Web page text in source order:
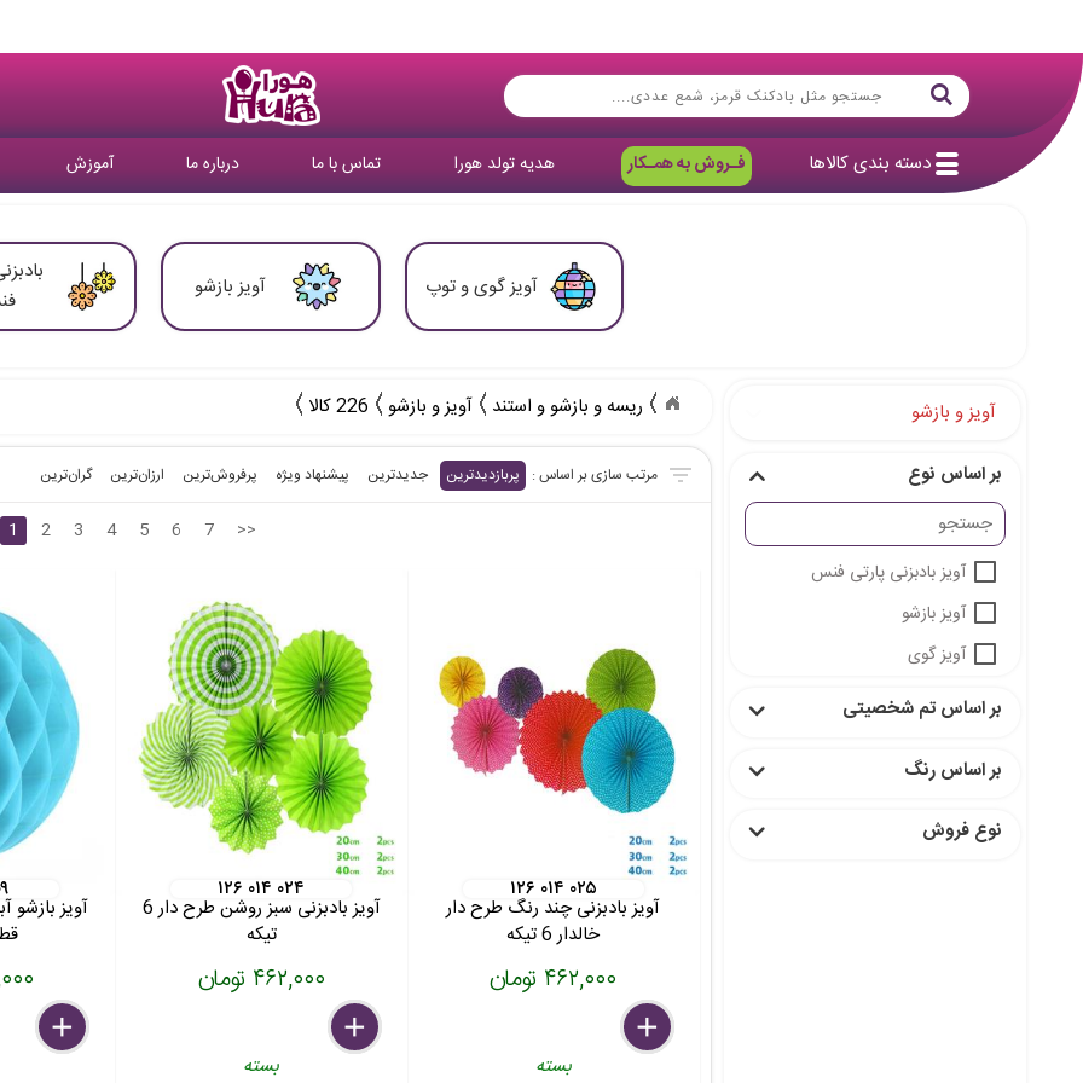
دسته بندی کالاها فـروش به همـکار هدیه تولد هورا تماس با ما درباره ما آموزش
آویز گوی و توپ آویز بازشو
ریسه و بازشو و استند آویز و بازشو 226 کالا
پربازدیدترین جدیدترین پیشنهاد ویژه پرفروش‌ترین‌ ارزان‌ترین گران‌ترین
1 2 3 4 5 6 7 >>
۱۲۶ ۰۱۴ ۰۲۵
آویز بادبزنی چند رنگ طرح دار
خالدار 6 تیکه
۴۶۲,۰۰۰ تومان
delete
remove
add
بسته
۱۲۶ ۰۱۴ ۰۲۴
آویز بادبزنی سبز روشن طرح دار 6
تیکه
۴۶۲,۰۰۰ تومان
delete
remove
add
بسته
آویز
قطر
delete
remove
add
آویز و بازشو
بر اساس نوع
آویز بادبزنی پارتی فنس
آویز بازشو
آویز گوی
بر اساس تم شخصیتی
بر اساس رنگ
نوع فروش